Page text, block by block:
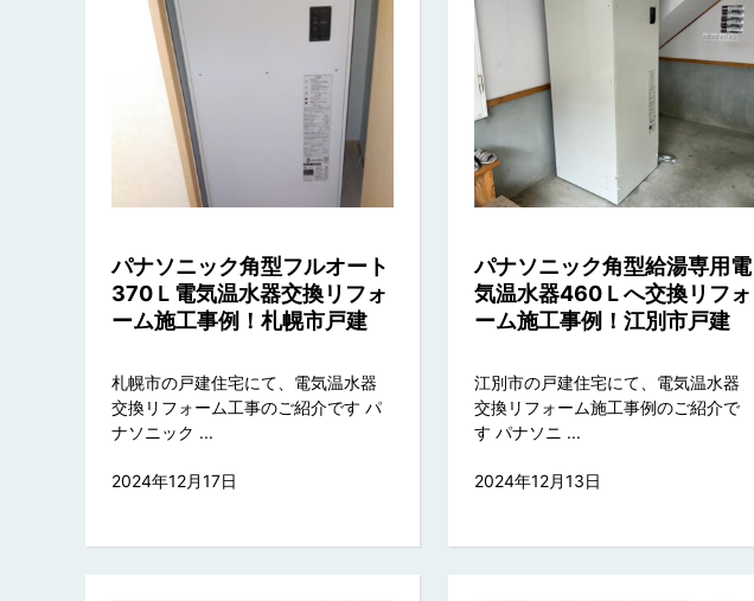
パナソニック角型フルオート
370Ｌ電気温水器交換リフォ
ーム施工事例！札幌市戸建
札幌市の戸建住宅にて、電気温水器
交換リフォーム工事のご紹介です パ
ナソニック ...
2024年12月17日
パナソニック角型給湯専用電
気温水器460Ｌへ交換リフォ
ーム施工事例！江別市戸建
江別市の戸建住宅にて、電気温水器
交換リフォーム施工事例のご紹介で
す パナソニ ...
2024年12月13日